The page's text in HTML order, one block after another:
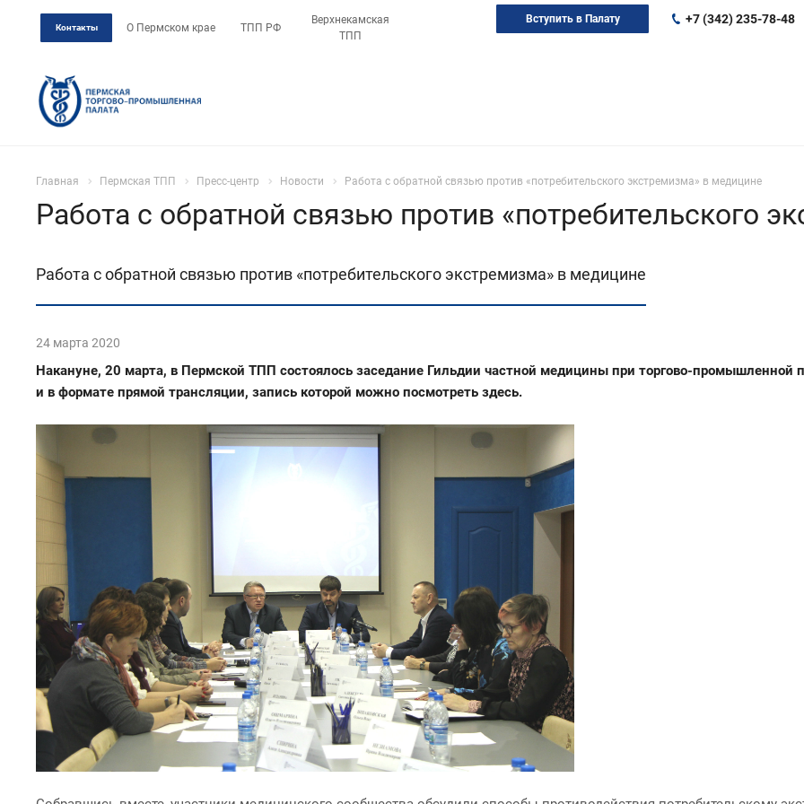
Контакты О Пермском крае ТПП РФ
Верхнекамская
ТПП
+7 (342) 235-78-48
Вступить в Палату
Главная Пермская ТПП Пресс-центр Новости Работа с обратной связью против «потребительского экстремизма» в медицине
Работа с обратной связью против «потребительского
Работа с обратной связью против «потребительского экстремизма» в медицине
24 марта 2020
Накануне, 20 марта, в Пермской ТПП состоялось заседание Гильдии частной медицины при торгово-промышленной
и в формате прямой трансляции, запись которой можно посмотреть здесь.